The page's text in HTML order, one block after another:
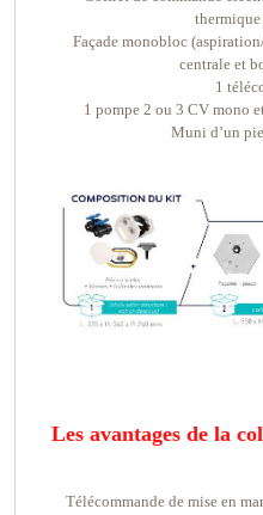
thermique
Façade monobloc
centrale et
1
1 pompe 2 ou 3 CV mono
Muni d’un
Les avantages de la
Télécommande de mise en